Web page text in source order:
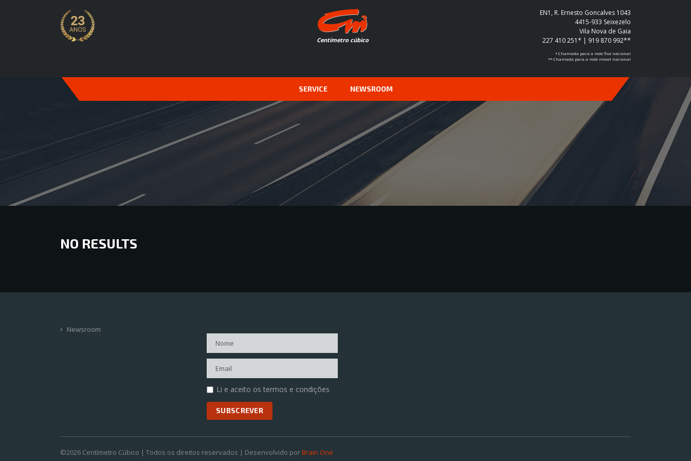
Centímetro cúbico
EN1, R. Ernesto Goncalves 1043
4415-933 Seixezelo
Vila Nova de Gaia
227 410 251* | 919 870 992**
* Chamada para a rede fixa nacional
** Chamada para a rede móvel nacional
SERVICE NEWSROOM
NO RESULTS
Newsroom
Li e aceito os termos e condições
©2026 Centímetro Cúbico | Todos os direitos reservados | Desenvolvido porBrain One